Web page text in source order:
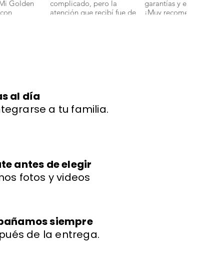
Golden
complicado, pero la
atención que recibí fue de
garantías y en perfecto
¡Muy recomendados!".
al día
a tu familia.
antes de elegir
fotos y videos
siempre
de la entrega.